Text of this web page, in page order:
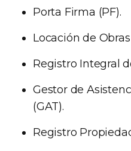
Porta Firma (PF).
Locación de Obras
Registro Integral
Gestor de
(GAT).
Registro